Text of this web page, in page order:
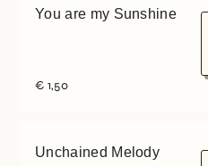
You are my Sunshine
€ 1,50
Unchained Melody